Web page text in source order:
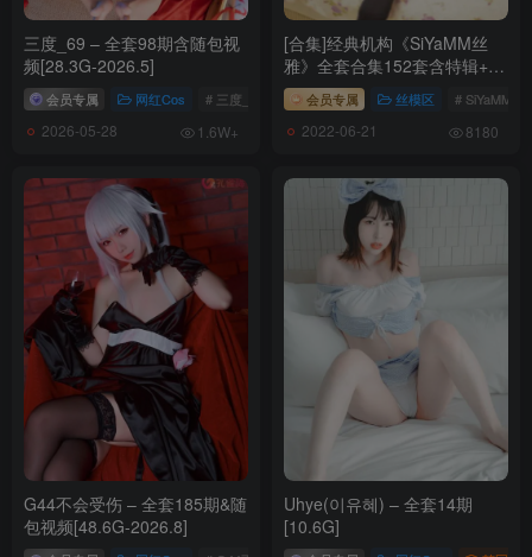
三度_69 – 全套98期含随包视
频[28.3G-2026.5]
会员专属 网红Cos # 三度_69
2026-05-28 1.6W+
[合集]经典机构《SiYaMM丝
雅》全套合集152套含特辑+视
频，大小11.6G
会员专属 丝模区 # SiYaMM丝
2022-06-21 8180
G44不会受伤 – 全套185期&随
包视频[48.6G-2026.8]
Uhye(이유혜) – 全套14期
[10.6G]